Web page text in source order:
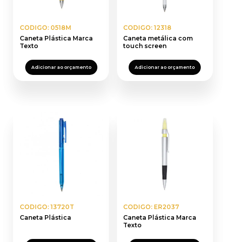
CODIGO: 0518M
Caneta Plástica Marca
Texto
Adicionar ao orçamento
CODIGO: 12318
Caneta metálica com
touch screen
Adicionar ao orçamento
CODIGO: 13720T
Caneta Plástica
CODIGO: ER2037
Caneta Plástica Marca
Texto